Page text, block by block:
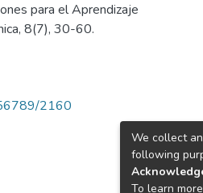
para el Aprendizaje
8(7), 30-60.
2160
We collect
following
To learn